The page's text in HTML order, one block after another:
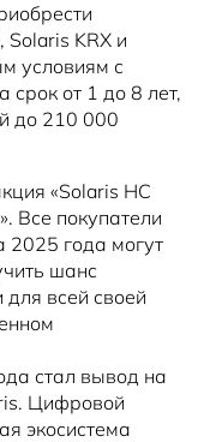
Solaris KRX и
условиям с
срок от 1 до 8 лет,
до 210 000
«Solaris HC
Все покупатели
2025 года могут
шанс
всей своей
стал вывод на
Цифровой
экосистема